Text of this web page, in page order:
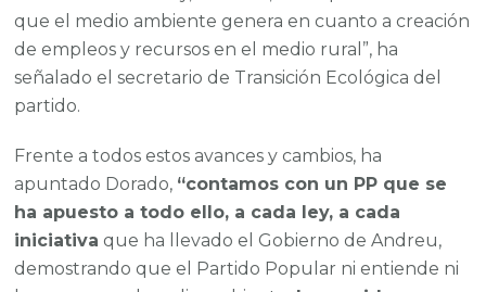
que el medio ambiente genera en cuanto a creación
de empleos y recursos en el medio rural”, ha
señalado el secretario de Transición Ecológica del
partido.
Frente a todos estos avances y cambios, ha
apuntado Dorado, “contamos con un PP que se
ha apuesto a todo ello, a cada ley, a cada
iniciativa que ha llevado el Gobierno de Andreu,
demostrando que el Partido Popular ni entiende ni